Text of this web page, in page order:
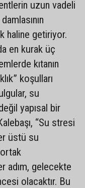
uzun vadeli
haline getiriyor.
en kurak üç
kıtanın
koşulları
su
yapısal bir
“Su stresi
üstü su
adım, gelecekte
olacaktır. Bu